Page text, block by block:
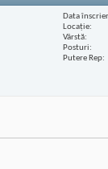
Data
Locaţie
Vârstă
Posturi
Putere Rep